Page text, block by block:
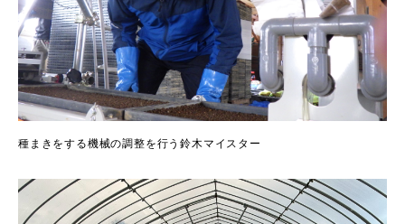
種まきをする機械の調整を行う鈴木マイスター